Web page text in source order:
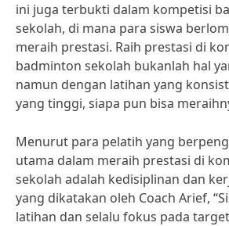
ini juga terbukti dalam kompetisi
sekolah, di mana para siswa
meraih prestasi. Raih prestasi di
badminton sekolah bukanlah hal
namun dengan latihan yang
yang tinggi, siapa pun bisa
Menurut para pelatih yang
utama dalam meraih prestasi di
sekolah adalah kedisiplinan dan
yang dikatakan oleh Coach Arief,
latihan dan selalu fokus pada